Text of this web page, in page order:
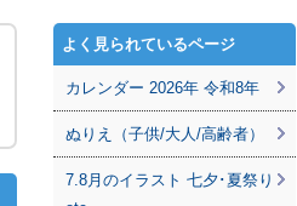
よく見られているページ
カレンダー 2026年 令和8年
ぬりえ（子供/大人/高齢者）
7.8月のイラスト 七夕･夏祭り